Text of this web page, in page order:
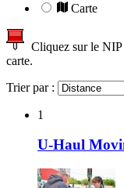
Carte
Cliquez sur le NIP
carte.
Trier par :
1
U-Haul